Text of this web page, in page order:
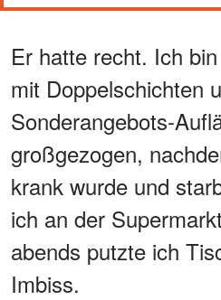
Er hatte recht. Ich
mit Doppelschichten
Sonderangebots-
großgezogen,
krank wurde und
ich an der
abends putzte ich
Imbiss.